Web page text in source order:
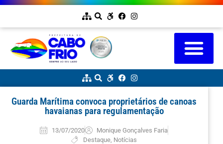
Guarda Marítima convoca proprietários de canoas
havaianas para regulamentação
13/07/2020
Monique Gonçalves Faria
Destaque, Notícias